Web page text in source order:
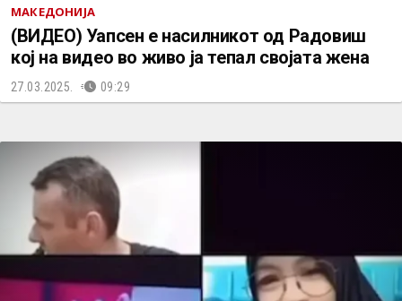
МАКЕДОНИЈА
(ВИДЕО) Уапсен е насилникот од Радовиш
кој на видео во живо ја тепал својата жена
27.03.2025. 09:29